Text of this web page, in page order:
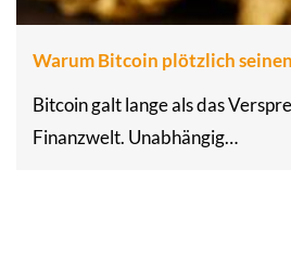
Warum Bitcoin plötzlich
Bitcoin galt lange als das
Finanzwelt. Unabhängig…